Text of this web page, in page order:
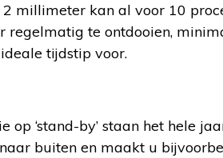
millimeter kan al voor 10
te ontdooien,
tijdstip voor.
op ‘stand-by’ staan het hele
buiten en maakt u